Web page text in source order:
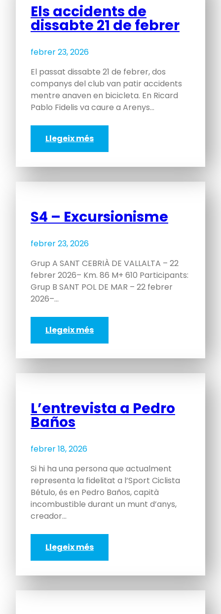
Els accidents de
dissabte 21 de febrer
febrer 23, 2026
El passat dissabte 21 de febrer, dos
companys del club van patir accidents
mentre anaven en bicicleta. En Ricard
Pablo Fidelis va caure a Arenys…
Llegeix més
S4 – Excursionisme
febrer 23, 2026
Grup A SANT CEBRIÀ DE VALLALTA – 22
febrer 2026– Km. 86 M+ 610 Participants:
Grup B SANT POL DE MAR – 22 febrer
2026–…
Llegeix més
L’entrevista a Pedro
Baños
febrer 18, 2026
Si hi ha una persona que actualment
representa la fidelitat a l’Sport Ciclista
Bétulo, és en Pedro Baños, capità
incombustible durant un munt d’anys,
creador…
Llegeix més